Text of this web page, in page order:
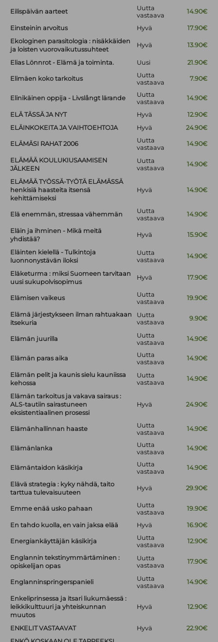
Eilispäivän aarteet
Uutta
vastaava
14.90€
Einsteinin arvoitus Hyvä
17.90€
Ekologinen parasitologia : nisäkkäiden
ja loisten vuorovaikutussuhteet
Hyvä 13.90€
Elias Lönnrot - Elämä ja toiminta. Uusi 21.90€
Elimäen koko tarkoitus
Uutta
vastaava
7.90€
Elinikäinen oppija - Livslångt lärande
Uutta
vastaava
14.90€
ELÄ TÄSSÄ JA NYT Hyvä
12.90€
ELÄINKOKEITA JA VAIHTOEHTOJA
Hyvä 24.90€
ELÄMÄSI RAHAT 2006
Uutta
vastaava
14.90€
ELÄMÄÄ KOULUKIUSAAMISEN
JÄLKEEN
Uutta
vastaava
14.90€
ELÄMÄÄ TYÖSSÄ-TYÖTÄ ELÄMÄSSÄ
henkisiä haasteita itsensä
kehittämiseksi
Hyvä 14.90€
Elä enemmän, stressaa vähemmän
Uutta
vastaava
14.90€
Eläin ja ihminen - Mikä meitä
yhdistää?
Hyvä 15.90€
Eläinten kielellä - Tulkintoja
luonnonystävän iloksi
Uutta
vastaava
14.90€
Eläketurma : miksi Suomeen tarvitaan
uusi sukupolvisopimus
Hyvä 17.90€
Elämisen vaikeus
Uutta
vastaava
19.90€
Elämä järjestykseen ilman rahtuakaan
itsekuria
Uutta
vastaava
9.90€
Elämän juurilla
Uutta
vastaava
14.90€
Elämän paras aika
Uutta
vastaava
14.90€
Elämän pelit ja kaunis sielu kauniissa
kehossa
Uutta
vastaava
14.90€
Elämän tarkoitus ja vakava sairaus :
ALS-tautiin sairastuneen
eksistentiaalinen prosessi
Hyvä 24.90€
Elämänhallinnan haaste
Uutta
vastaava
14.90€
Elämänlanka
Uutta
vastaava
14.90€
Elämäntaidon käsikirja
Uutta
vastaava
14.90€
Elävä strategia : kyky nähdä, taito
tarttua tulevaisuuteen
Hyvä 29.90€
Emme enää usko pahaan
Uutta
vastaava
19.90€
En tahdo kuolla, en vain jaksa elää Hyvä 16.90€
Energiankäyttäjän käsikirja
Uutta
vastaava
12.90€
Englannin tekstinymmärtäminen :
opiskelijan opas
Uutta
vastaava
17.90€
Englanninspringerspanieli
Uutta
vastaava
14.90€
Enkeliprinsessa ja itsari liukumäessä :
leikkikulttuuri ja yhteiskunnan
muutos
Hyvä 12.90€
ENKELIT VASTAAVAT Hyvä
22.90€